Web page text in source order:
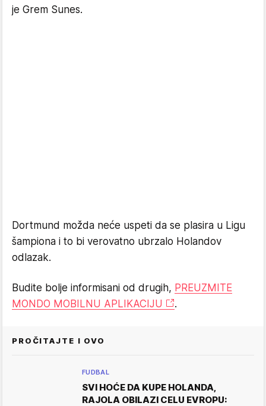
je Grem Sunes.
Dortmund možda neće uspeti da se plasira u Ligu
šampiona i to bi verovatno ubrzalo Holandov
odlazak.
Budite bolje informisani od drugih, PREUZMITE
MONDO MOBILNU APLIKACIJU
.
PROČITAJTE I OVO
FUDBAL
SVI HOĆE DA KUPE HOLANDA,
RAJOLA OBILAZI CELU EVROPU: